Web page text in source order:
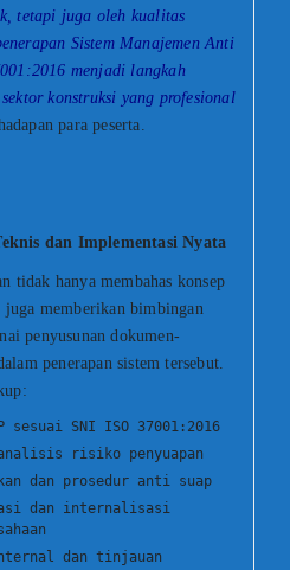
tetapi juga oleh kualitas
Sistem Manajemen Anti
menjadi langkah
konstruksi yang profesional
para peserta.
dan Implementasi Nyata
tidak hanya membahas konsep
memberikan bimbingan
penyusunan dokumen-
penerapan sistem tersebut.
sesuai SNI ISO 37001:2016
risiko penyuapan
dan prosedur anti suap
dan internalisasi
dan tinjauan